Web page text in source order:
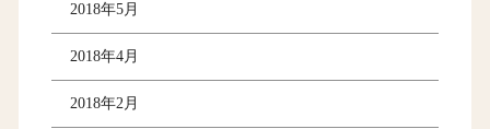
2018年5月
2018年4月
2018年2月